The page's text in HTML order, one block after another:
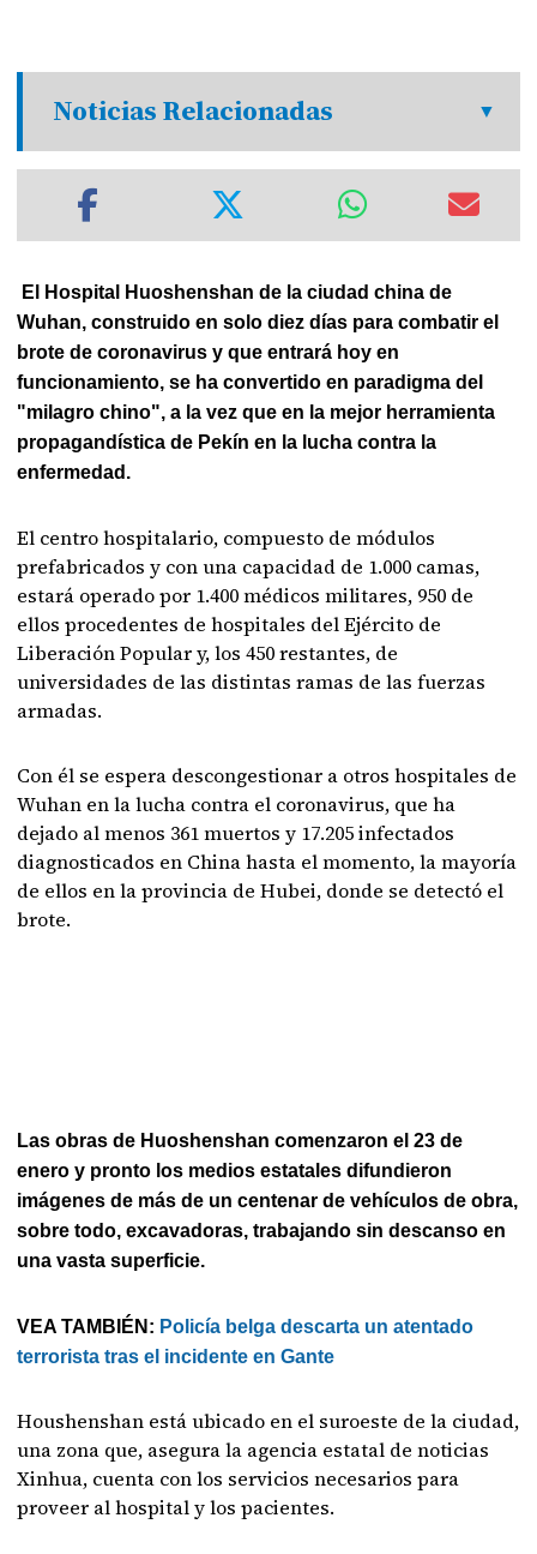
Noticias Relacionadas
El Hospital Huoshenshan de la ciudad china de
Wuhan, construido en solo diez días para combatir el
brote de coronavirus y que entrará hoy en
funcionamiento, se ha convertido en paradigma del
"milagro chino", a la vez que en la mejor herramienta
propagandística de Pekín en la lucha contra la
enfermedad.
El centro hospitalario, compuesto de módulos
prefabricados y con una capacidad de 1.000 camas,
estará operado por 1.400 médicos militares, 950 de
ellos procedentes de hospitales del Ejército de
Liberación Popular y, los 450 restantes, de
universidades de las distintas ramas de las fuerzas
armadas.
Con él se espera descongestionar a otros hospitales de
Wuhan en la lucha contra el coronavirus, que ha
dejado al menos 361 muertos y 17.205 infectados
diagnosticados en China hasta el momento, la mayoría
de ellos en la provincia de Hubei, donde se detectó el
brote.
Las obras de Huoshenshan comenzaron el 23 de
enero y pronto los medios estatales difundieron
imágenes de más de un centenar de vehículos de obra,
sobre todo, excavadoras, trabajando sin descanso en
una vasta superficie.
VEA TAMBIÉN: Policía belga descarta un atentado
terrorista tras el incidente en Gante
Houshenshan está ubicado en el suroeste de la ciudad,
una zona que, asegura la agencia estatal de noticias
Xinhua, cuenta con los servicios necesarios para
proveer al hospital y los pacientes.